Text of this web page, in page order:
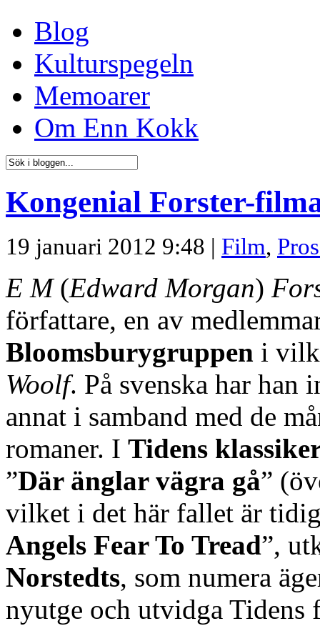
Blog
Kulturspegeln
Memoarer
Om Enn Kokk
Kongenial Forster-
19 januari 2012 9:48 | Film,
E M(Edward Morgan)
författare, en av
Bloomsburygruppen i
Woolf. På svenska har han
annat i samband med de
romaner. I Tidens
”Där änglar vägra gå”
vilket i det här fallet är
Angels Fear To Tread”,
Norstedts, som numera
nyutge och utvidga Tidens